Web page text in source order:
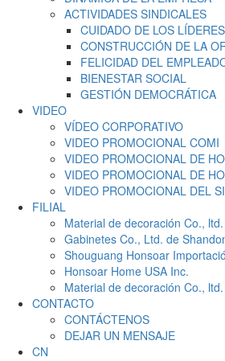
ACTIVIDADES SINDICALES
CUIDADO DE LOS LÍDERES
CONSTRUCCIÓN DE LA
FELICIDAD DEL
BIENESTAR SOCIAL
GESTIÓN DEMOCRÁTICA
VIDEO
VÍDEO CORPORATIVO
VIDEO PROMOCIONAL COMI
VIDEO PROMOCIONAL DE
VIDEO PROMOCIONAL DE
VIDEO PROMOCIONAL DEL
FILIAL
Material de decoración Co.,
Gabinetes Co., Ltd. de
Shouguang Honsoar
Honsoar Home USA Inc.
Material de decoración Co.,
CONTACTO
CONTÁCTENOS
DEJAR UN MENSAJE
CN